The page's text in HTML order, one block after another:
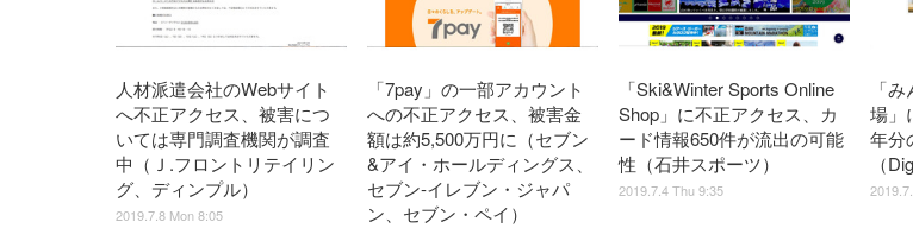
人材派遣会社のWebサイト
へ不正アクセス、被害につ
いては専門調査機関が調査
中（Ｊ.フロントリテイリン
グ、ディンプル）
2019.7.8 Mon 8:05
「7pay」の一部アカウント
への不正アクセス、被害金
額は約5,500万円に（セブン
&アイ・ホールディングス、
セブン‐イレブン・ジャパ
ン、セブン・ペイ）
「Ski&Winter Sports Online
Shop」に不正アクセス、カ
ード情報650件が流出の可能
性（石井スポーツ）
2019.7.4 Thu 9:35
「
場」
年分
（